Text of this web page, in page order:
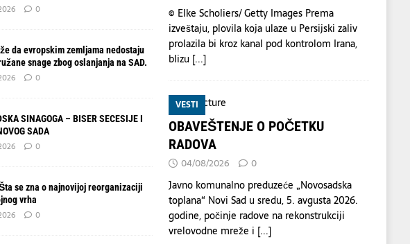
0
da evropskim zemljama nedostaju
snage zbog oslanjanja na SAD.
0
SINAGOGA – BISER SECESIJE I
SADA
0
se zna o najnovijoj reorganizaciji
vrha
0
© Elke Scholiers/ Getty Images Prema
izveštaju, plovila koja ulaze u Persijski zaliv
prolazila bi kroz kanal pod kontrolom Irana,
blizu [...]
VESTI
OBAVEŠTENJE O POČETKU
RADOVA
04/08/2026 0
Javno komunalno preduzeće „Novosadska
toplana“ Novi Sad u sredu, 5. avgusta 2026.
godine, počinje radove na rekonstrukciji
vrelovodne mreže i [...]